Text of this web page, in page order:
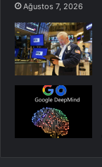
Ağustos 7, 2026